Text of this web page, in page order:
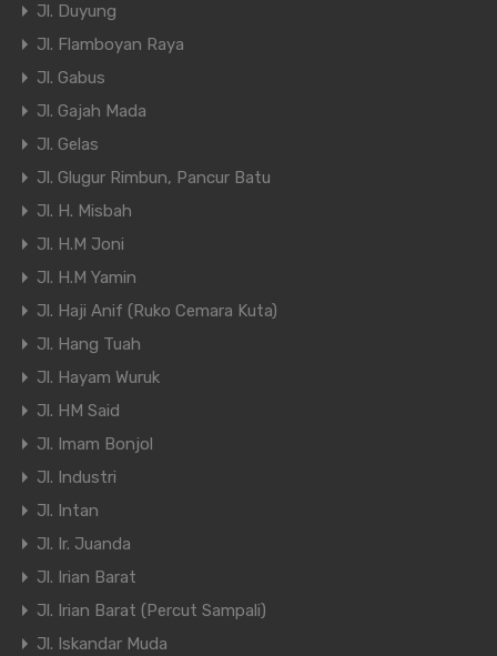
Jl. Duyung
Jl. Flamboyan Raya
Jl. Gabus
Jl. Gajah Mada
Jl. Gelas
Jl. Glugur Rimbun, Pancur Batu
Jl. H. Misbah
Jl. H.M Joni
Jl. H.M Yamin
Jl. Haji Anif (Ruko Cemara Kuta)
Jl. Hang Tuah
Jl. Hayam Wuruk
Jl. HM Said
Jl. Imam Bonjol
Jl. Industri
Jl. Intan
Jl. Ir. Juanda
Jl. Irian Barat
Jl. Irian Barat (Percut Sampali)
Jl. Iskandar Muda